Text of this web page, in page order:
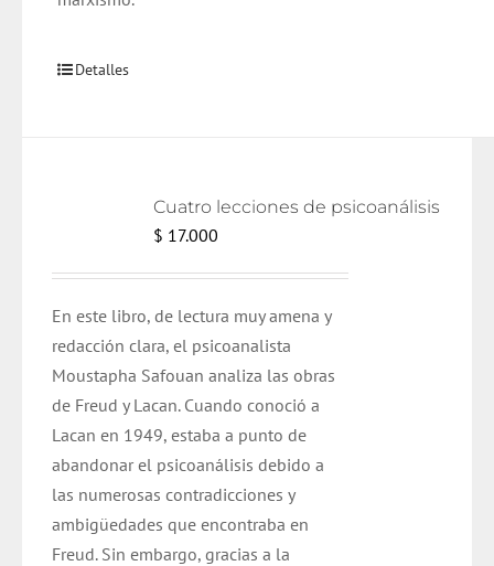
Detalles
Cuatro lecciones de psicoanálisis
$ 17.000
En este libro, de lectura muy amena y
redacción clara, el psicoanalista
Moustapha Safouan analiza las obras
de Freud y Lacan. Cuando conoció a
Lacan en 1949, estaba a punto de
abandonar el psicoanálisis debido a
las numerosas contradicciones y
ambigüedades que encontraba en
Freud. Sin embargo, gracias a la